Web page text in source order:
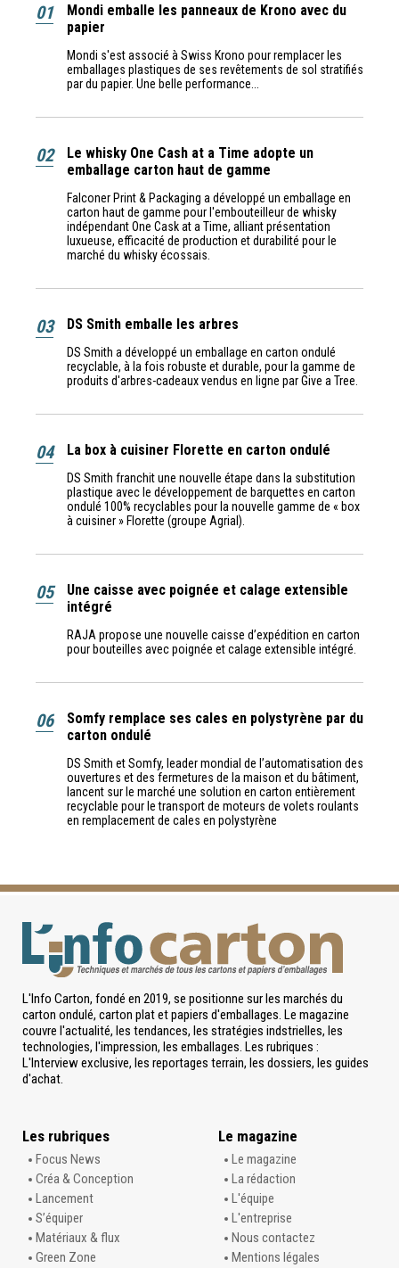
01
Mondi emballe les panneaux de Krono avec du
papier
Mondi s'est associé à Swiss Krono pour remplacer les
emballages plastiques de ses revêtements de sol stratifiés
par du papier. Une belle performance...
02
Le whisky One Cash at a Time adopte un
emballage carton haut de gamme
Falconer Print & Packaging a développé un emballage en
carton haut de gamme pour l'embouteilleur de whisky
indépendant One Cask at a Time, alliant présentation
luxueuse, efficacité de production et durabilité pour le
marché du whisky écossais.
03 DS Smith emballe les arbres
DS Smith a développé un emballage en carton ondulé
recyclable, à la fois robuste et durable, pour la gamme de
produits d'arbres-cadeaux vendus en ligne par Give a Tree.
04 La box à cuisiner Florette en carton ondulé
DS Smith franchit une nouvelle étape dans la substitution
plastique avec le développement de barquettes en carton
ondulé 100% recyclables pour la nouvelle gamme de « box
à cuisiner » Florette (groupe Agrial).
05
Une caisse avec poignée et calage extensible
intégré
RAJA propose une nouvelle caisse d’expédition en carton
pour bouteilles avec poignée et calage extensible intégré.
06
Somfy remplace ses cales en polystyrène par du
carton ondulé
DS Smith et Somfy, leader mondial de l’automatisation des
ouvertures et des fermetures de la maison et du bâtiment,
lancent sur le marché une solution en carton entièrement
recyclable pour le transport de moteurs de volets roulants
en remplacement de cales en polystyrène
L'Info Carton, fondé en 2019, se positionne sur les marchés du
carton ondulé, carton plat et papiers d'emballages. Le magazine
couvre l'actualité, les tendances, les stratégies indstrielles, les
technologies, l'impression, les emballages. Les rubriques :
L'Interview exclusive, les reportages terrain, les dossiers, les guides
d'achat.
Les rubriques
Focus News
Créa & Conception
Lancement
S’équiper
Matériaux & flux
Green Zone
Le magazine
Le magazine
La rédaction
L'équipe
L'entreprise
Nous contactez
Mentions légales